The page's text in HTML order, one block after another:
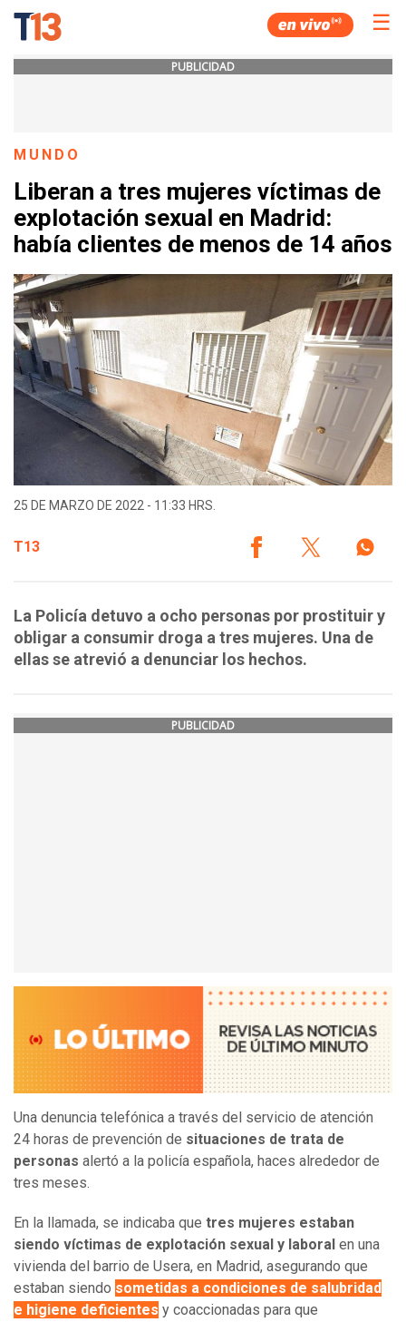
☰
PUBLICIDAD
MUNDO
Liberan a tres mujeres víctimas de
explotación sexual en Madrid:
había clientes de menos de 14 años
25 DE MARZO DE 2022 - 11:33 HRS.
T13
La Policía detuvo a ocho personas por prostituir y
obligar a consumir droga a tres mujeres. Una de
ellas se atrevió a denunciar los hechos.
PUBLICIDAD
Una denuncia telefónica a través del servicio de atención
24 horas de prevención de situaciones de trata de
personas alertó a la policía española, haces alrededor de
tres meses.
En la llamada, se indicaba que tres mujeres estaban
siendo víctimas de explotación sexual y laboral en una
vivienda del barrio de Usera, en Madrid, asegurando que
estaban siendo sometidas a condiciones de salubridad
e higiene deficientes y coaccionadas para que